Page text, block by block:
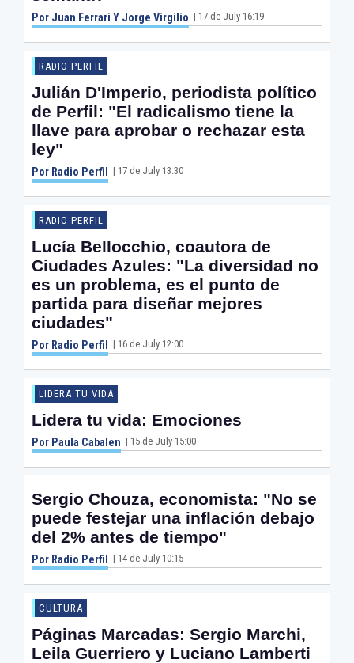
Por Juan Ferrari Y Jorge Virgilio | 17 de July 16:19
RADIO PERFIL
Julián D'Imperio, periodista político
de Perfil: "El radicalismo tiene la
llave para aprobar o rechazar esta
ley"
Por Radio Perfil | 17 de July 13:30
RADIO PERFIL
Lucía Bellocchio, coautora de
Ciudades Azules: "La diversidad no
es un problema, es el punto de
partida para diseñar mejores
ciudades"
Por Radio Perfil | 16 de July 12:00
LIDERA TU VIDA
Lidera tu vida: Emociones
Por Paula Cabalen | 15 de July 15:00
Sergio Chouza, economista: "No se
puede festejar una inflación debajo
del 2% antes de tiempo"
Por Radio Perfil | 14 de July 10:15
CULTURA
Páginas Marcadas: Sergio Marchi,
Leila Guerriero y Luciano Lamberti